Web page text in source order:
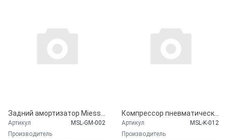
Артикул
MSL-GM-002
Производитель
Артикул
MSL-K-012
Производитель